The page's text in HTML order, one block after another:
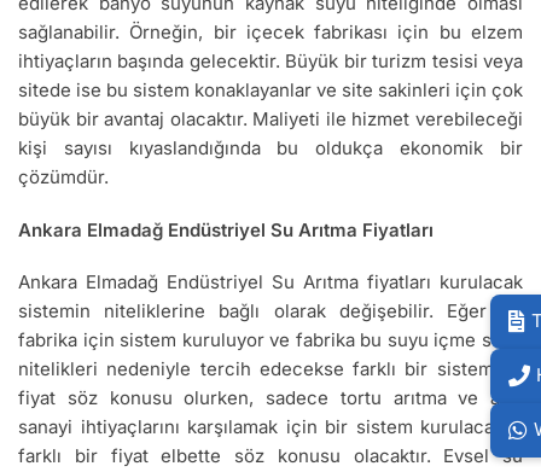
sağlanabilir. Örneğin, bir içecek fabrikası için bu elzem
ihtiyaçların başında gelecektir. Büyük bir turizm tesisi veya
sitede ise bu sistem konaklayanlar ve site sakinleri için çok
büyük bir avantaj olacaktır. Maliyeti ile hizmet verebileceği
kişi sayısı kıyaslandığında bu oldukça ekonomik bir
çözümdür.
Ankara Elmadağ Endüstriyel Su Arıtma Fiyatları
Ankara Elmadağ Endüstriyel Su Arıtma fiyatları kurulacak
sistemin niteliklerine bağlı olarak değişebilir. Eğer bir
fabrika için sistem kuruluyor ve fabrika bu suyu içme suyu
nitelikleri nedeniyle tercih edecekse farklı bir sistem ve
fiyat söz konusu olurken, sadece tortu arıtma ve ağır
sanayi ihtiyaçlarını karşılamak için bir sistem kurulacaksa
farklı bir fiyat elbette söz konusu olacaktır. Evsel su